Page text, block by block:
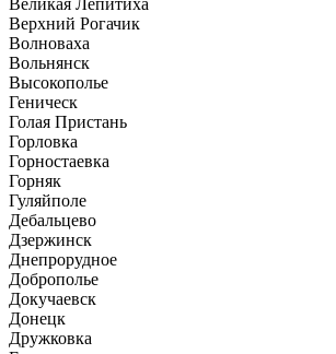
Великая Лепитиха
Верхний Рогачик
Волноваха
Вольнянск
Высокополье
Геническ
Голая Пристань
Горловка
Горностаевка
Горняк
Гуляйполе
Дебальцево
Дзержинск
Днепрорудное
Доброполье
Докучаевск
Донецк
Дружковка